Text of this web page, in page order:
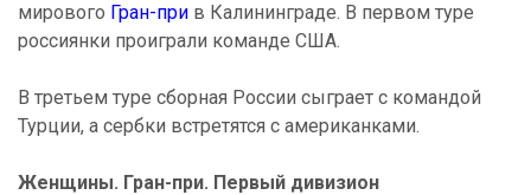
мирового Гран-при в Калининграде. В первом туре
россиянки проиграли команде США.
В третьем туре сборная России сыграет с командой
Турции, а сербки встретятся с американками.
Женщины. Гран-при. Первый дивизион